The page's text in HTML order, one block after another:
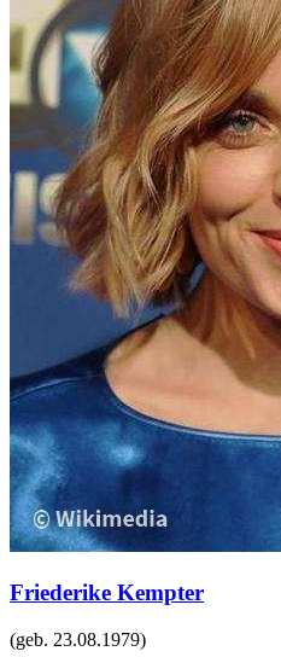
Friederike Kempter
(geb. 23.08.1979)